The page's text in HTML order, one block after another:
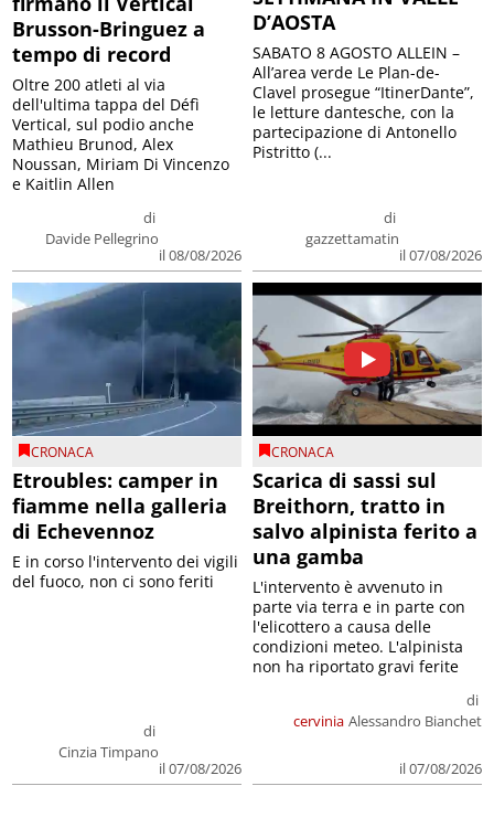
Brusson-Bringuez a
tempo di record
di
Davide Pellegrino
il 08/08/2026
Oltre 200 atleti al via
dell'ultima tappa del Défì
Vertical, sul podio anche
Mathieu Brunod, Alex
Noussan, Miriam Di Vincenzo
e Kaitlin Allen
D’AOSTA
di
gazzettamatin
il 07/08/2026
SABATO 8 AGOSTO ALLEIN –
All’area verde Le Plan-de-
Clavel prosegue “ItinerDante”,
le letture dantesche, con la
partecipazione di Antonello
Pistritto (...
CRONACA
Etroubles: camper in
fiamme nella galleria
di Echevennoz
di
Cinzia Timpano
il 07/08/2026
E in corso l'intervento dei vigili
del fuoco, non ci sono feriti
CRONACA
Scarica di sassi sul
Breithorn, tratto in
salvo alpinista ferito a
una gamba
cervinia
di
Alessandro Bianchet
il 07/08/2026
L'intervento è avvenuto in
parte via terra e in parte con
l'elicottero a causa delle
condizioni meteo. L'alpinista
non ha riportato gravi ferite